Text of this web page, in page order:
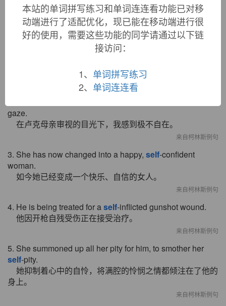
双语例句
1. He has never exhibited theself
他从未表现出他前任的那种近乎傲慢的自信。
gaze.
在卢克母亲审视的目光下，我感到极不自在。
来自柯林斯例句
3. She has now changed into a happy, self-confident
woman.
如今她已经变成一个快乐、自信的女人。
来自柯林斯例句
4. He is being treated for aself-inflicted gunshot wound.
他因开枪自残受伤正在接受治疗。
来自柯林斯例句
5. She summoned up all her pity for him, to smother her
self-pity.
她抑制着心中的自怜，将满腔的怜悯之情都倾注在了他的
身上。
来自柯林斯例句
本站的单词拼写练习和单词连连看功能已对移
动端进行了适配优化，现已能在移动端进行很
好的使用，需要这些功能的同学请通过以下链
接访问：
1、 单词拼写练习
2、 单词连连看